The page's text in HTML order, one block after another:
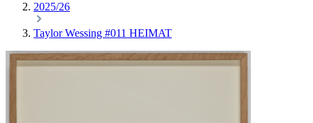
2025/26
Taylor Wessing #011 HEIMAT